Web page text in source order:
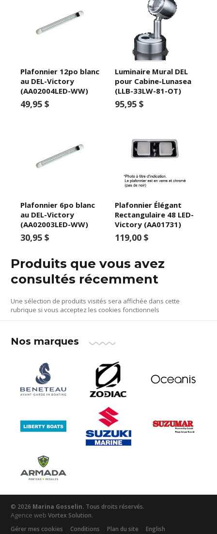
Plafonnier 12po blanc
au DEL-Victory
(AA02004LED-WW)
49,95 $
Luminaire Mural DEL
pour Cabine-Lunasea
(LLB-33LW-81-OT)
95,95 $
Plafonnier 6po blanc
au DEL-Victory
(AA02003LED-WW)
30,95 $
Plafonnier Élégant
Rectangulaire 48 LED-
Victory (AA01731)
119,00 $
Produits que vous avez
consultés récemment
Une sélection de produits visités sera affichée dans cette
rubrique si vous acceptez les cookies fonctionnels
Nos marques
© 2026 Marina Gosselin. Tous droits réservés.
Agence webVortex Solution.
Gérer mes cookies Conditions Plan du site English